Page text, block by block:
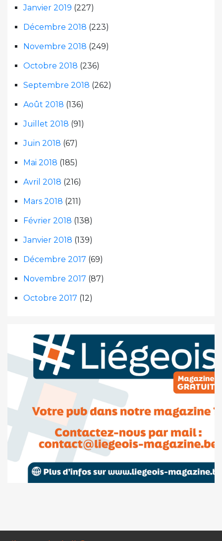
Janvier 2019 (227)
Décembre 2018 (223)
Novembre 2018 (249)
Octobre 2018 (236)
Septembre 2018 (262)
Août 2018 (136)
Juillet 2018 (91)
Juin 2018 (67)
Mai 2018 (185)
Avril 2018 (216)
Mars 2018 (211)
Février 2018 (138)
Janvier 2018 (139)
Décembre 2017 (69)
Novembre 2017 (87)
Octobre 2017 (12)